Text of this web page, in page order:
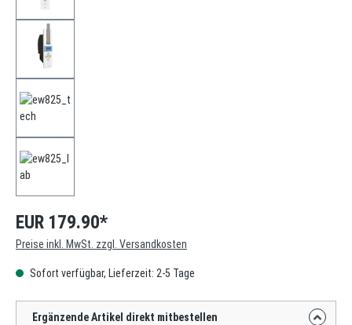
EUR 179.90*
Preise inkl. MwSt. zzgl. Versandkosten
Sofort verfügbar, Lieferzeit: 2-5 Tage
Ergänzende Artikel direkt mitbestellen